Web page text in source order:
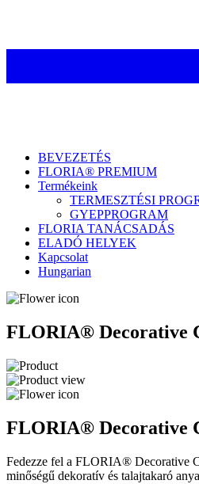
BEVEZETÉS
FLORIA® PREMIUM
Termékeink
TERMESZTÉSI
GYEPPROGRAM
FLORIA TANÁCSADÁS
ELADÓ HELYEK
Kapcsolat
Hungarian
FLORIA® Decorative
FLORIA® Decorative
Fedezze fel a FLORIA® Decorative
minőségű dekoratív és talajtakaró